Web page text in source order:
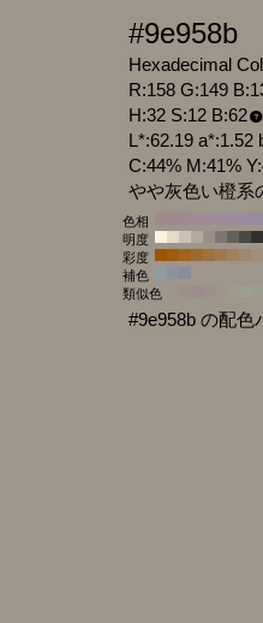
#9e958b
Hexadecimal
R:158 G:149
H:32 S:12 B:62
L*:62.19 a*:1.52
C:44% M:41%
やや灰色い橙系
色相
明度
彩度
補色
類似色
#9e958b の配色